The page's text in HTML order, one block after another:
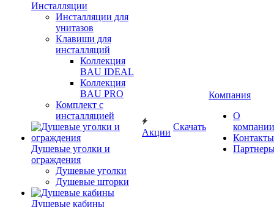
Инсталляции
Инсталляции для
унитазов
Клавиши для
инсталляций
Коллекция
BAU IDEAL
Коллекция
BAU PRO
Комплект с
инсталляцией
Душевые уголки и
ограждения
Душевые уголки
Душевые шторки
Душевые кабины
Акции
Скачать
Компания
О
компании
Контакты